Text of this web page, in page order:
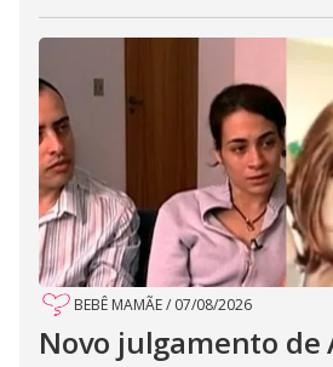
BEBÊ MAMÃE/ 07/08/2026
Novo julgamento de